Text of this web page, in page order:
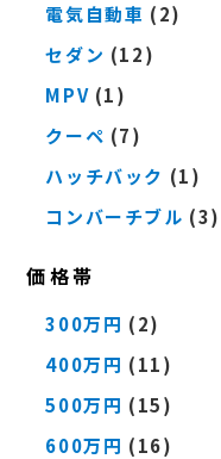
電気自動車 (2)
セダン (12)
MPV (1)
クーペ (7)
ハッチバック (1)
コンバーチブル (3)
価格帯
300万円 (2)
400万円 (11)
500万円 (15)
600万円 (16)